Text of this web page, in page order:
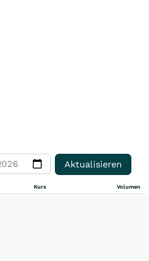
Aktualisieren
Kurs Volumen